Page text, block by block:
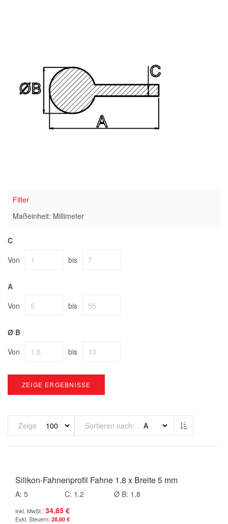
Filter
Maßeinheit: Millimeter
C
Von
bis
A
Von
bis
Ø B
Von
bis
ZEIGE ERGEBNISSE
Zeige Sortieren nach Absteigend
Silikon-Fahnenprofil Fahne 1.8 x Breite 5 mm
A: 5 C: 1.2
Ø B: 1.8
34,85 €
28,80 €